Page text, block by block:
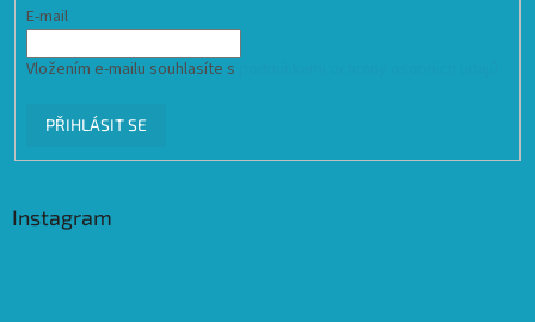
E-mail
Vložením e-mailu souhlasíte s
PŘIHLÁSIT SE
Instagram